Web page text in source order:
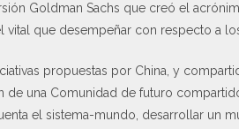
Goldman Sachs que creó el
vital que desempeñar con respecto a
propuestas por China, y
de una Comunidad de futuro
el sistema-mundo, desarrollar un